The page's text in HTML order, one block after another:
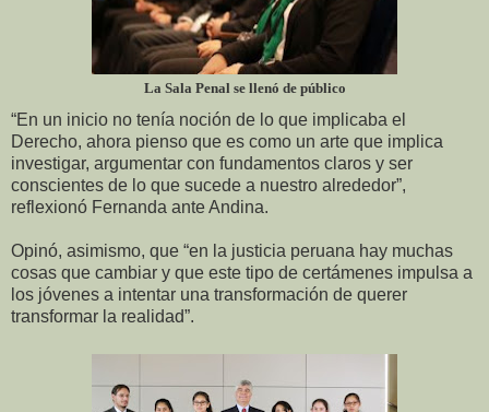
La Sala Penal se llenó de público
“En un inicio no tenía noción de lo que implicaba el
Derecho, ahora pienso que es como un arte que implica
investigar, argumentar con fundamentos claros y ser
conscientes de lo que sucede a nuestro alrededor”,
reflexionó Fernanda ante Andina.
Opinó, asimismo, que “en la justicia peruana hay muchas
cosas que cambiar y que este tipo de certámenes impulsa a
los jóvenes a intentar una transformación de querer
transformar la realidad”.